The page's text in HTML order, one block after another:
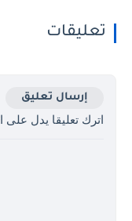
تعليقات
إرسال تعليق
اترك تعليقا يدل